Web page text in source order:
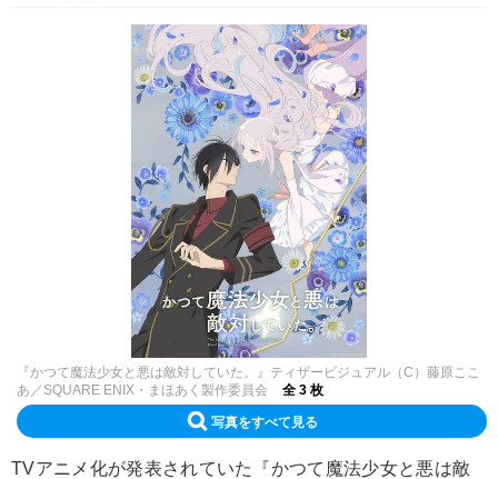
『かつて魔法少女と悪は敵対していた。』ティザービジュアル（C）藤原ここ
あ／SQUARE ENIX・まほあく製作委員会
全 3 枚
写真をすべて見る
TVアニメ化が発表されていた『かつて魔法少女と悪は敵